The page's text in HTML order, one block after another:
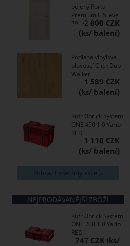
bělený Porta
Premium E.5 levé
70" / skladem
2 800 CZK
Podlaha vinylová
plovoucí Click Dub
Walker
1 589 CZK
Kufr Qbrick System
ONE 450 1.0 Vario
RED
1 110 CZK
Zobrazit všechny akce ...
NEJPRODÁVANĚJŠÍ ZBOŽÍ
Kufr Qbrick System
ONE 200 1.0 Vario
RED
747 CZK